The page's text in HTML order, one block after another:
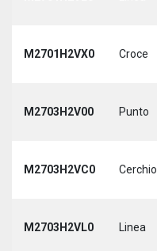
M2701H2VX0 Croce
M2703H2V00 Punto
M2703H2VC0 Cerchio
M2703H2VL0 Linea